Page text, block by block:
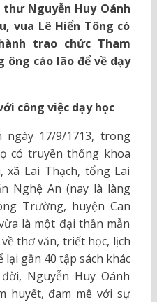
Nguyễn Huy Oánh
vua Lê Hiển Tông có
trao chức Tham
cáo lão để về dạy
công việc dạy học
ngày 17/9/1713, trong
có truyền thống khoa
Lai Thạch, tổng Lai
Nghệ An (nay là làng
Trường, huyện Can
là một đại thần mẫn
thơ văn, triết học, lịch
gần 40 tập sách khác
Nguyễn Huy Oánh
huyết, đam mê với sự